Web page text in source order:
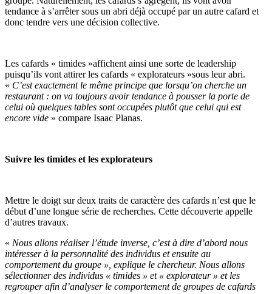
tendance à s’arrêter sous un abri déjà occupé par un autre cafard et
donc tendre vers une décision collective.
Les cafards « timides »affichent ainsi une sorte de leadership
puisqu’ils vont attirer les cafards « explorateurs »sous leur abri.
« C’est exactement le même principe que lorsqu’on cherche un
restaurant : on va toujours avoir tendance à pousser la porte de
celui où quelques tables sont occupées plutôt que celui qui est
encore vide » compare Isaac Planas.
Suivre les timides et les explorateurs
Mettre le doigt sur deux traits de caractère des cafards n’est que le
début d’une longue série de recherches. Cette découverte appelle
d’autres travaux.
« Nous allons réaliser l’étude inverse, c’est à dire d’abord nous
intéresser à la personnalité des individus et ensuite au
comportement du groupe », explique le chercheur. Nous allons
sélectionner des individus « timides » et « explorateur » et les
regrouper afin d’analyser le comportement de groupes de cafards